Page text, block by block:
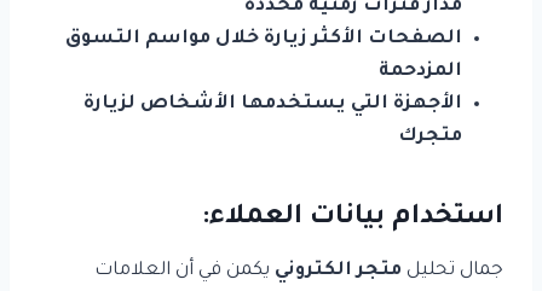
مدار فترات زمنية محددة
الصفحات الأكثر زيارة خلال مواسم التسوق
المزدحمة
الأجهزة التي يستخدمها الأشخاص لزيارة
متجرك
استخدام بيانات العملاء:
جمال تحليل متجر الكتروني يكمن في أن العلامات